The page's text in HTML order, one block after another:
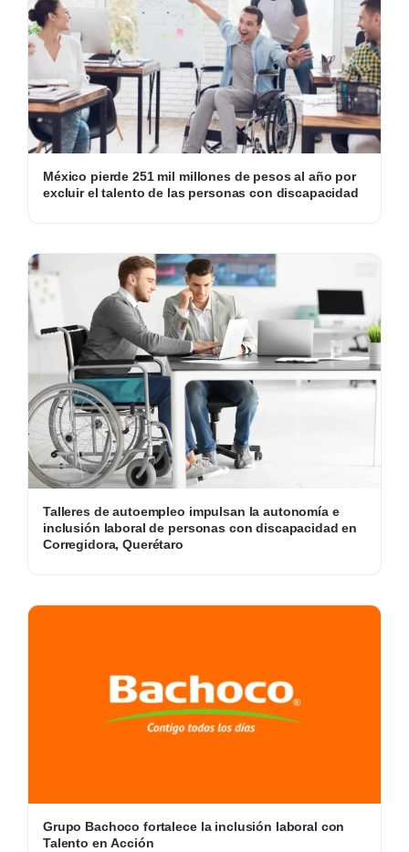
México pierde 251 mil millones de pesos al año por
excluir el talento de las personas con discapacidad
Talleres de autoempleo impulsan la autonomía e
inclusión laboral de personas con discapacidad en
Corregidora, Querétaro
Grupo Bachoco fortalece la inclusión laboral con
Talento en Acción